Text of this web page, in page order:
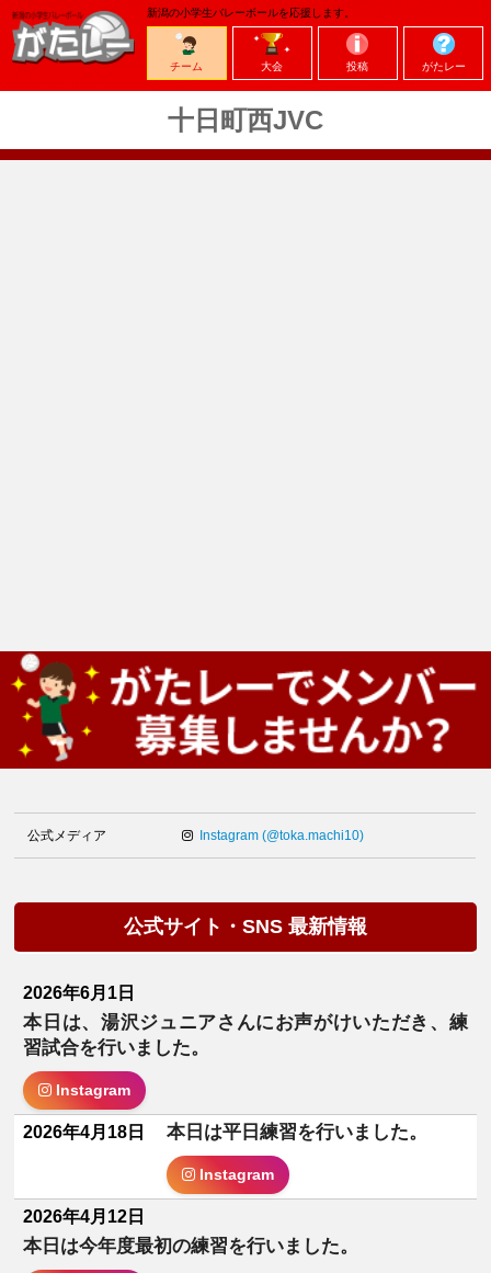
新潟の小学生バレーボールを応援します。
チーム 大会 投稿 がたレー
十日町西JVC
公式メディア Instagram (@toka.machi10)
公式サイト・SNS 最新情報
2026年6月1日
本日は、湯沢ジュニアさんにお声がけいただき、練
習試合を行いました。
Instagram
2026年4月18日 本日は平日練習を行いました。
Instagram
2026年4月12日
本日は今年度最初の練習を行いました。